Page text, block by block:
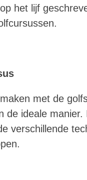
het lijf
met de
de ideale
verschillende